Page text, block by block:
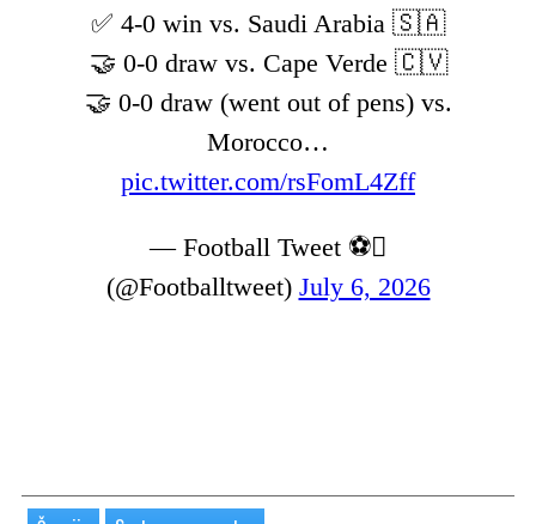
✅ 4-0 win vs. Saudi Arabia 🇸🇦
🤝 0-0 draw vs. Cape Verde 🇨🇻
🤝 0-0 draw (went out of pens) vs.
Morocco…
pic.twitter.com/rsFomL4Zff
— Football Tweet ⚽
(@Footballtweet) July 6, 2026